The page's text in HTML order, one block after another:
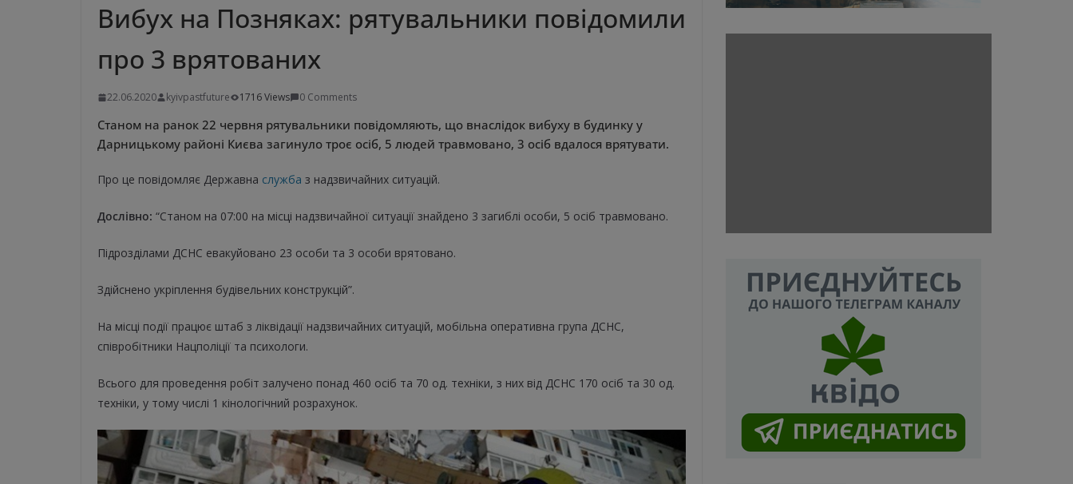
Вибух на Позняках: рятувальники повідомили
про 3 врятованих
22.06.2020 kyivpastfuture 1716 Views 0 Comments
Станом на ранок 22 червня рятувальники повідомляють, що внаслідок вибуху в будинку у
Дарницькому районі Києва загинуло троє осіб, 5 людей травмовано, 3 осіб вдалося врятувати.
Про це повідомляє Державна служба з надзвичайних ситуацій.
Дослівно: “Станом на 07:00 на місці надзвичайної ситуації знайдено 3 загиблі особи, 5 осіб травмовано.
Підрозділами ДСНС евакуйовано 23 особи та 3 особи врятовано.
Здійснено укріплення будівельних конструкцій”.
На місці події працює штаб з ліквідації надзвичайних ситуацій, мобільна оперативна група ДСНС,
співробітники Нацполіції та психологи.
Всього для проведення робіт залучено понад 460 осіб та 70 од. техніки, з них від ДСНС 170 осіб та 30 од.
техніки, у тому числі 1 кінологічний розрахунок.